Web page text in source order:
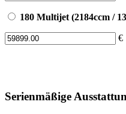
180 Multijet (2184ccm /
€
Serienmäßige